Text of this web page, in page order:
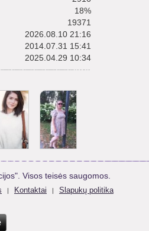
18%
19371
2026.08.10 21:16
2014.07.31 15:41
2025.04.29 10:34
Visos teisės saugomos.
| Kontaktai | Slapukų politika